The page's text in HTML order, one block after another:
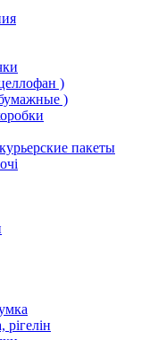
)
)
пакеты
рігелін